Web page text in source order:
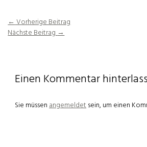
←Vorherige Beitrag
Nächste Beitrag→
Einen Kommentar
Sie müssenangemeldetsein, um einen